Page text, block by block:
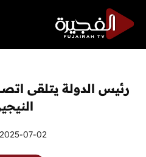
رئيس الدولة يتلقى
2025-07-02 | 12:27